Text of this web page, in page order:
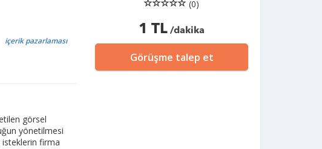
içerik pazarlaması
görsel
yönetilmesi
isteklerin firma
(0)
1 TL /dakika
Görüşme talep et